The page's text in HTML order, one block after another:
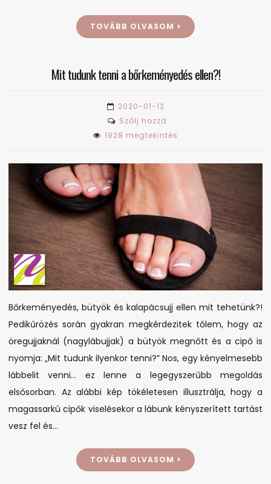
TOVÁBB OLVASOM
Mit tudunk tenni a bőrkeményedés ellen?!
2020-01-12
Szólj hozzá
Mit
tenni
a
bőrkeményedés
ellen?!
1928 megtekintés
Bőrkeményedés, bütyök és kalapácsujj ellen mit tehetünk?!
Pedikűrözés során gyakran megkérdezitek tőlem, hogy az
öregujjaknál (nagylábujjak) a bütyök megnőtt és a cipő is
nyomja: „Mit tudunk ilyenkor tenni?” Nos, egy kényelmesebb
lábbelit venni… ez lenne a legegyszerűbb megoldás
elsősorban. Az alábbi kép tökéletesen illusztrálja, hogy a
magassarkú cipők viselésekor a lábunk kényszerített tartást
vesz fel és…
TOVÁBB OLVASOM